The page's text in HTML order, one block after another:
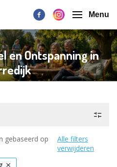
Menu
en Ontspanning in
gebaseerd op
Alle filters
verwijderen